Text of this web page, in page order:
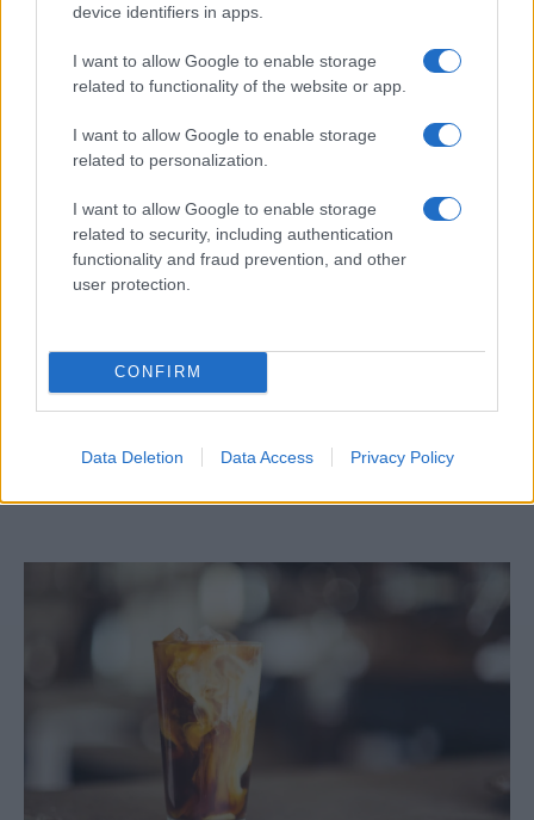
device identifiers in apps.
I want to allow Google to enable storage
related to functionality of the website or app.
I want to allow Google to enable storage
related to personalization.
I want to allow Google to enable storage
related to security, including authentication
functionality and fraud prevention, and other
user protection.
CONFIRM
Data Deletion Data Access Privacy Policy
Óriási meglepetés várta a Hapoel Tel-
Aviv szurkolóit Miskolcon